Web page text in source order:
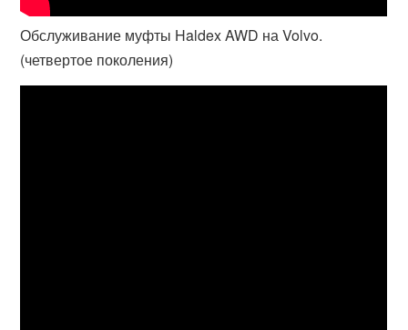
Обслуживание муфты Haldex AWD на Volvo.
(четвертое поколения)